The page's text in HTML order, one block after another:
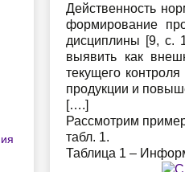
Действенность
формирование
дисциплины [9, с.
выявить как
текущего
продукции и
[….]
Рассмотрим
табл. 1.
Таблица 1 –